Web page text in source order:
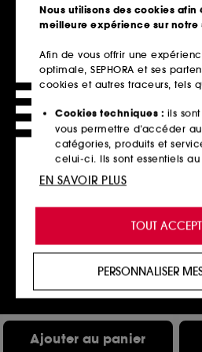
En rupture,
m’alerter
NUXE
Huile Prodigieuse® Florale
Huile Sèche Multi-Fonctions
16
61,67€ /100ml
Ajouter au panier
Nous utilisons des cookies afin
meilleure expérience sur notre
Afin de vous offrir une
optimale, SEPHORA et ses
cookies et autres traceurs, tels
Cookies techniques : ils
vous permettre d’accéder
catégories, produits et
celui-ci. Ils sont essentiels
technique du site et ne
de vous offrir une
personnalisée en vous
produits, des services et des
proposer des offres
votre profil.
Cookies réseaux sociaux
utilisés pour vous présenter
TOUT
PERSONNALISER
EN SAVOIR PLUS